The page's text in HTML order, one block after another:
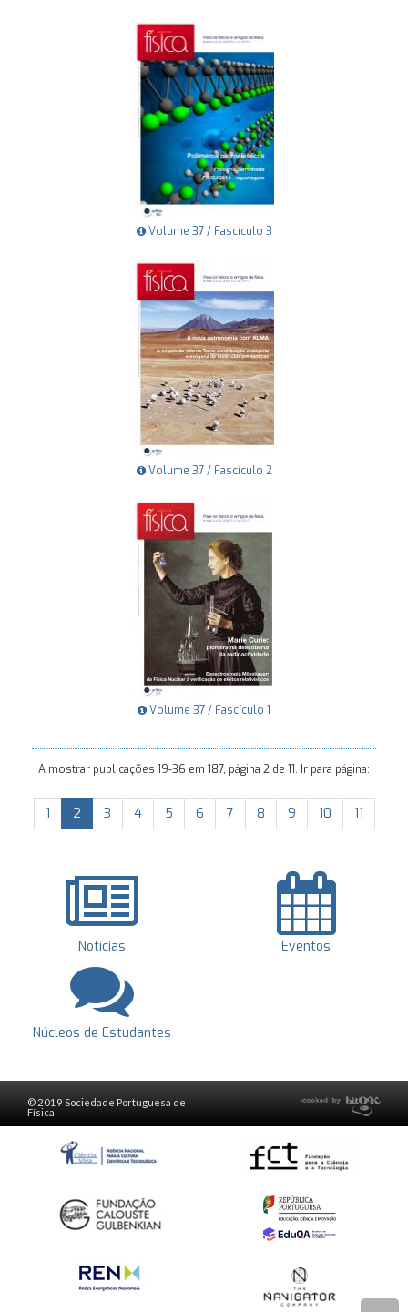
Volume 37 / Fascículo 3
Volume 37 / Fascículo 2
Volume 37 / Fascículo 1
A mostrar publicações 19-36 em 187, página 2 de 11. Ir para página:
1 2 3 4 5 6 7 8 9 10 11
Notícias Eventos
Núcleos de Estudantes
© 2019 Sociedade Portuguesa de
Física